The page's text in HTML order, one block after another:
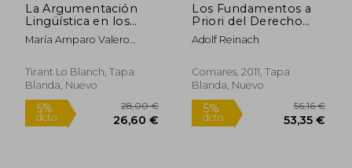
La Argumentación
Lingüística en los
Juicios con Jurado
María Amparo Valero
Tirant Lo Blanch, Tapa
Blanda, Nuevo
Los Fundamentos a
Priori del Derecho
Civil
Adolf Reinach
Comares, 2011, Tapa
Blanda, Nuevo